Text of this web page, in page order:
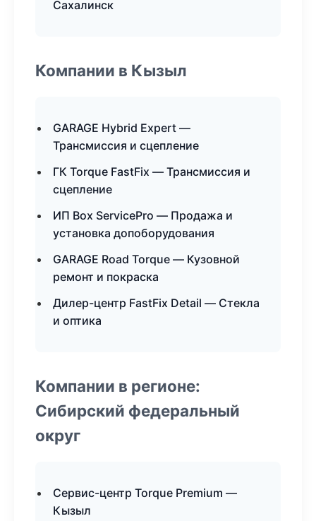
Сахалинск
Компании в Кызыл
GARAGE Hybrid Expert —
Трансмиссия и сцепление
ГК Torque FastFix — Трансмиссия и
сцепление
ИП Box ServicePro — Продажа и
установка допоборудования
GARAGE Road Torque — Кузовной
ремонт и покраска
Дилер-центр FastFix Detail — Стекла
и оптика
Компании в регионе:
Сибирский федеральный
округ
Сервис-центр Torque Premium —
Кызыл